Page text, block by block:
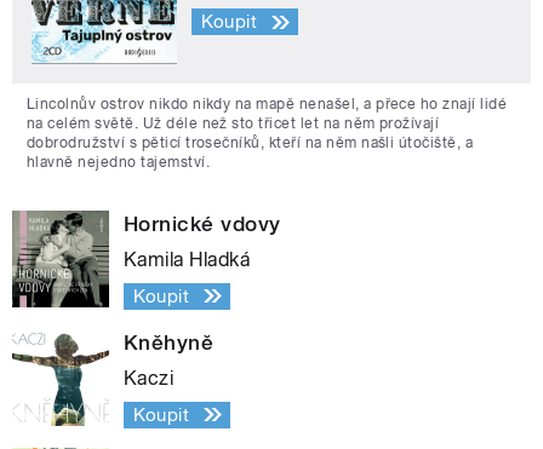
Koupit
Lincolnův ostrov nikdo nikdy na mapě nenašel, a přece ho znají lidé
na celém světě. Už déle než sto třicet let na něm prožívají
dobrodružství s pěticí trosečníků, kteří na něm našli útočiště, a
hlavně nejedno tajemství.
Hornické vdovy
Kamila Hladká
Koupit
Kněhyně
Kaczi
Koupit